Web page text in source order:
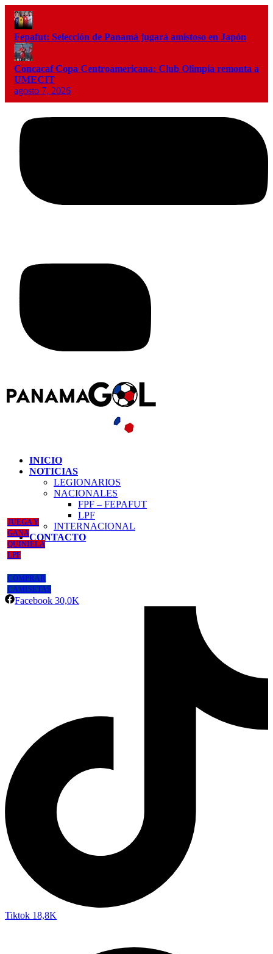
Fepafut: Selección de Panamá jugará amistoso en Japón
Concacaf Copa Centroamericana: Club Olimpia remonta a
UMECIT
agosto 7, 2026
INICIO
NOTICIAS
LEGIONARIOS
NACIONALES
FPF – FEPAFUT
LPF
INTERNACIONAL
CONTACTO
JUEGA Y
GANA
QUINIELA
LPF
COMPRAR
CAMISETAS
Facebook 30,0K
Tiktok 18,8K